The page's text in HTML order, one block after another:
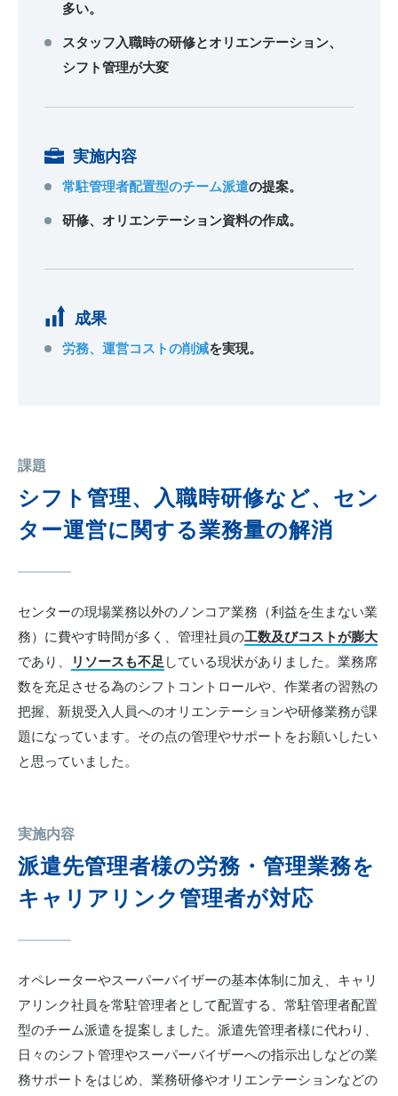
多い。
スタッフ入職時の研修とオリエンテーション、
シフト管理が大変
実施内容
常駐管理者配置型のチーム派遣の提案。
研修、オリエンテーション資料の作成。
成果
労務、運営コストの削減を実現。
課題
シフト管理、入職時研修など、セン
ター運営に関する業務量の解消
センターの現場業務以外のノンコア業務（利益を生まない業
務）に費やす時間が多く、管理社員の工数及びコストが膨大
であり、
リソースも不足 している現状がありました。業務席
数を充足させる為のシフトコントロールや、作業者の習熟の
把握、新規受入人員へのオリエンテーションや研修業務が課
題になっています。その点の管理やサポートをお願いしたい
と思っていました。
実施内容
派遣先管理者様の労務・管理業務を
キャリアリンク管理者が対応
オペレーターやスーパーバイザーの基本体制に加え、キャリ
アリンク社員を常駐管理者として配置する、常駐管理者配置
型のチーム派遣を提案しました。派遣先管理者様に代わり、
日々のシフト管理やスーパーバイザーへの指示出しなどの業
務サポートをはじめ、業務研修やオリエンテーションなどの